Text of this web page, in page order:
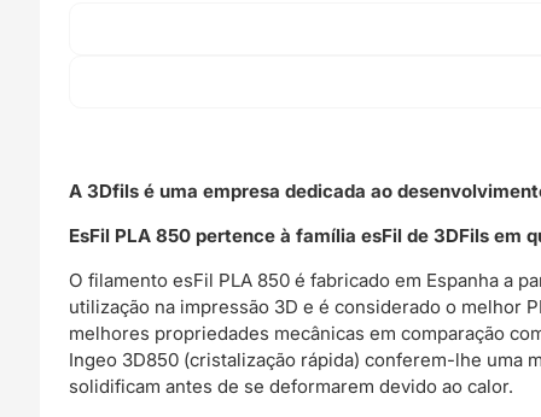
A 3Dfils é uma empresa dedicada ao
EsFil PLA 850 pertence à família esFil de 3DFils em
O filamento esFil PLA 850 é fabricado em Espanha a
utilização na impressão 3D e é considerado o melhor
melhores propriedades mecânicas em comparação
Ingeo 3D850 (cristalização rápida) conferem-lhe uma
solidificam antes de se deformarem devido ao calor.